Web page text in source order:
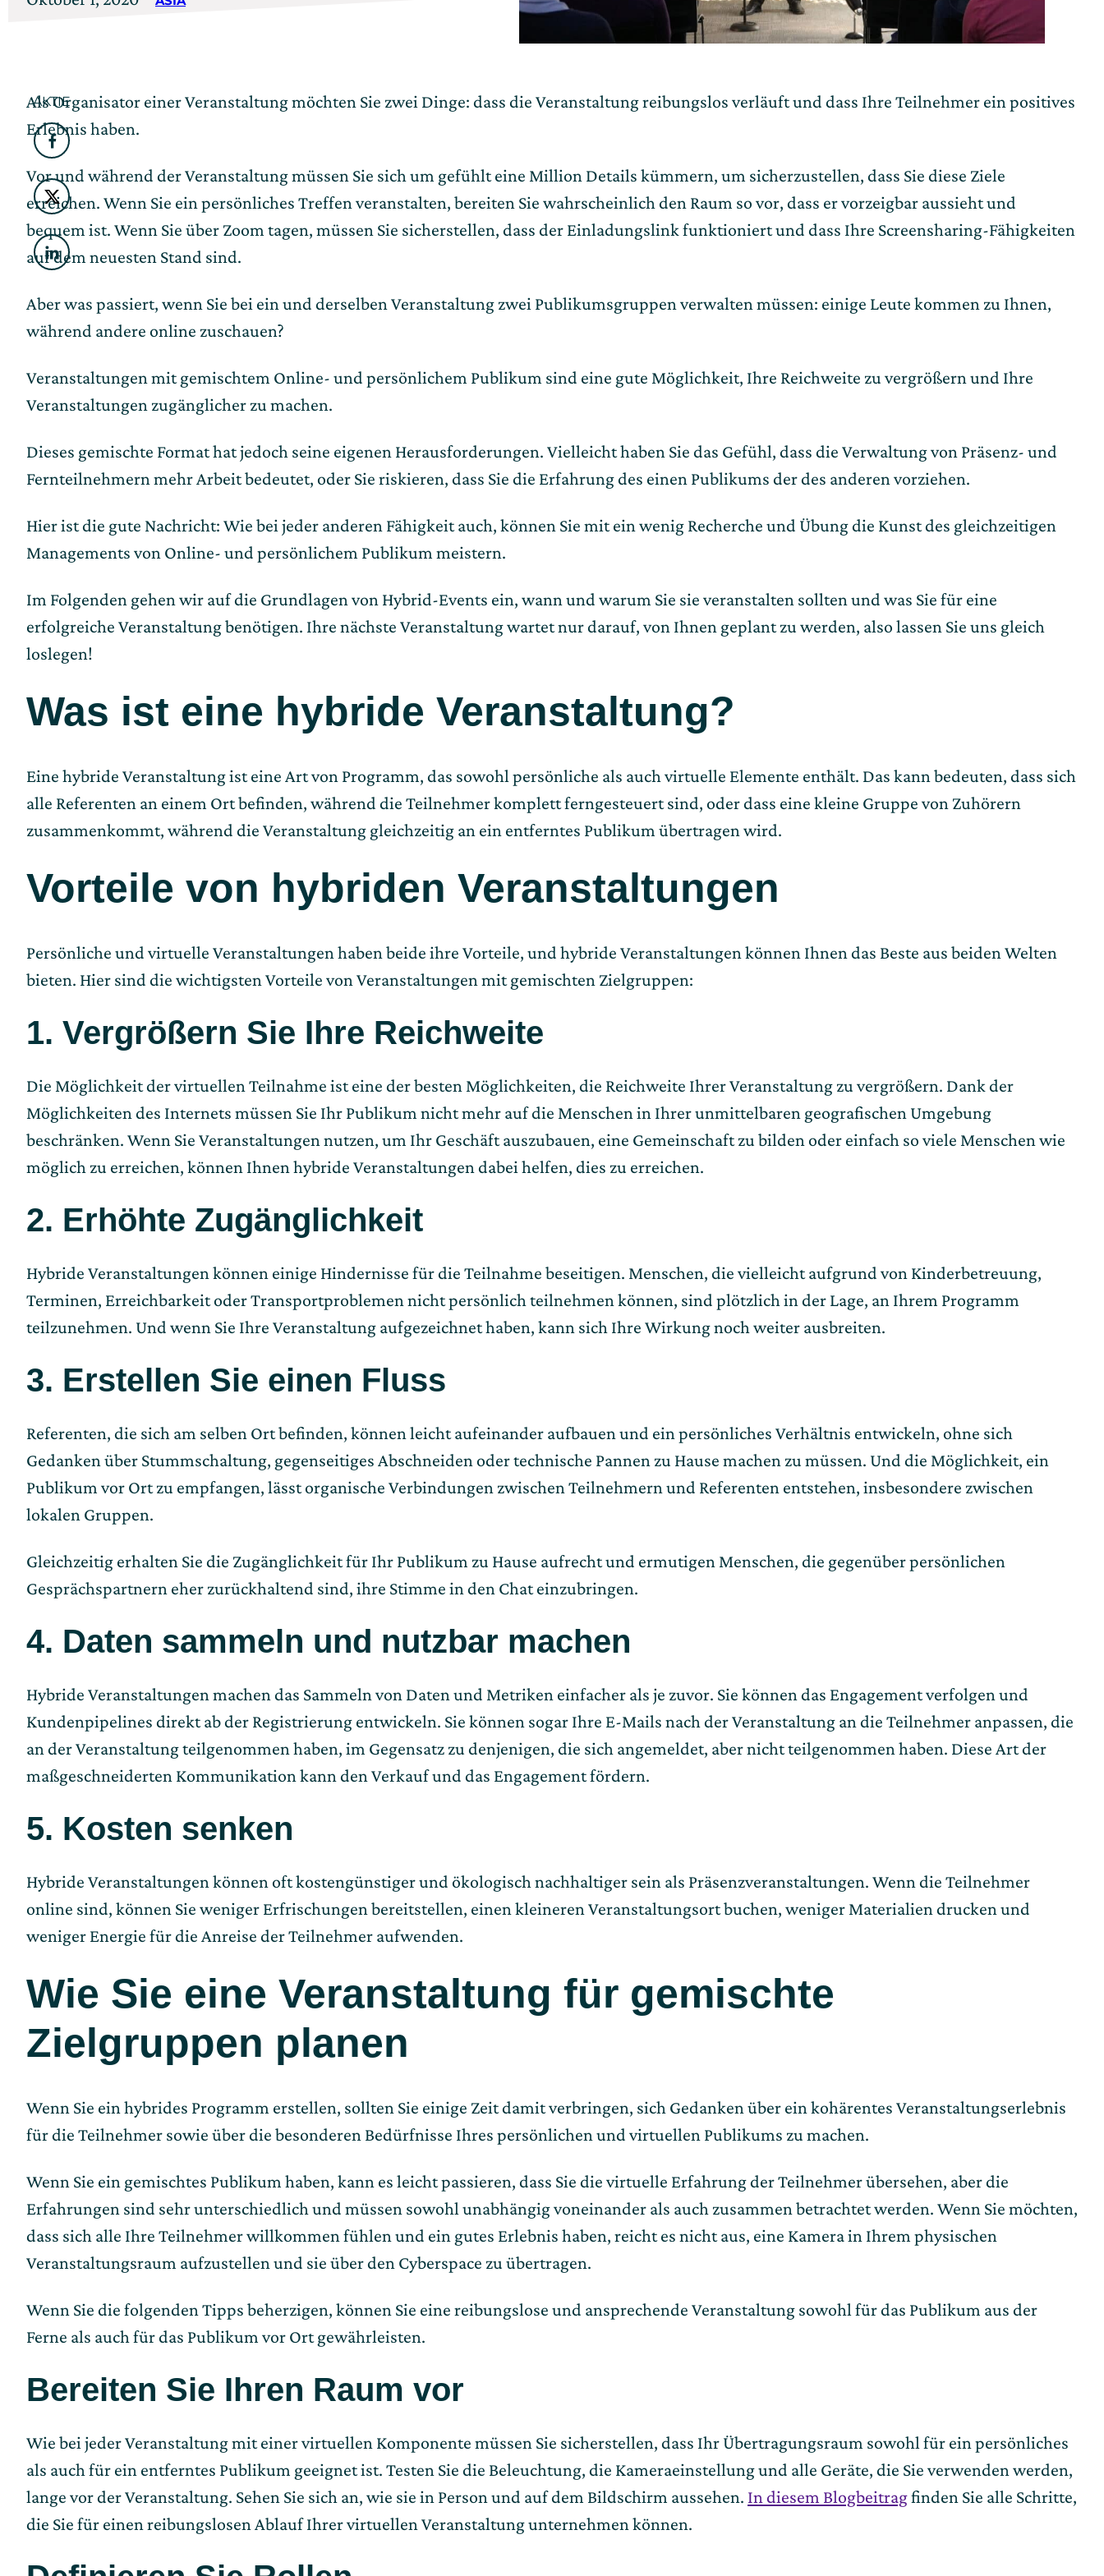
2024
AKTIE
Facebook
Twitter
LinkedIn
Als Organisator einer Veranstaltung möchten Sie zwei Dinge: dass die Veranstaltung reibungslos verläuft und dass Ihre Teilnehmer ein positives
Erlebnis haben.
Vor und während der Veranstaltung müssen Sie sich um gefühlt eine Million Details kümmern, um sicherzustellen, dass Sie diese Ziele
erreichen. Wenn Sie ein persönliches Treffen veranstalten, bereiten Sie wahrscheinlich den Raum so vor, dass er vorzeigbar aussieht und
bequem ist. Wenn Sie über Zoom tagen, müssen Sie sicherstellen, dass der Einladungslink funktioniert und dass Ihre Screensharing-Fähigkeiten
auf dem neuesten Stand sind.
Aber was passiert, wenn Sie bei ein und derselben Veranstaltung zwei Publikumsgruppen verwalten müssen: einige Leute kommen zu Ihnen,
während andere online zuschauen?
Veranstaltungen mit gemischtem Online- und persönlichem Publikum sind eine gute Möglichkeit, Ihre Reichweite zu vergrößern und Ihre
Veranstaltungen zugänglicher zu machen.
Dieses gemischte Format hat jedoch seine eigenen Herausforderungen. Vielleicht haben Sie das Gefühl, dass die Verwaltung von Präsenz- und
Fernteilnehmern mehr Arbeit bedeutet, oder Sie riskieren, dass Sie die Erfahrung des einen Publikums der des anderen vorziehen.
Hier ist die gute Nachricht: Wie bei jeder anderen Fähigkeit auch, können Sie mit ein wenig Recherche und Übung die Kunst des gleichzeitigen
Managements von Online- und persönlichem Publikum meistern.
Im Folgenden gehen wir auf die Grundlagen von Hybrid-Events ein, wann und warum Sie sie veranstalten sollten und was Sie für eine
erfolgreiche Veranstaltung benötigen. Ihre nächste Veranstaltung wartet nur darauf, von Ihnen geplant zu werden, also lassen Sie uns gleich
loslegen!
Was ist eine hybride Veranstaltung?
Eine hybride Veranstaltung ist eine Art von Programm, das sowohl persönliche als auch virtuelle Elemente enthält. Das kann bedeuten, dass sich
alle Referenten an einem Ort befinden, während die Teilnehmer komplett ferngesteuert sind, oder dass eine kleine Gruppe von Zuhörern
zusammenkommt, während die Veranstaltung gleichzeitig an ein entferntes Publikum übertragen wird.
Vorteile von hybriden Veranstaltungen
Persönliche und virtuelle Veranstaltungen haben beide ihre Vorteile, und hybride Veranstaltungen können Ihnen das Beste aus beiden Welten
bieten. Hier sind die wichtigsten Vorteile von Veranstaltungen mit gemischten Zielgruppen:
1. Vergrößern Sie Ihre Reichweite
Die Möglichkeit der virtuellen Teilnahme ist eine der besten Möglichkeiten, die Reichweite Ihrer Veranstaltung zu vergrößern. Dank der
Möglichkeiten des Internets müssen Sie Ihr Publikum nicht mehr auf die Menschen in Ihrer unmittelbaren geografischen Umgebung
beschränken. Wenn Sie Veranstaltungen nutzen, um Ihr Geschäft auszubauen, eine Gemeinschaft zu bilden oder einfach so viele Menschen wie
möglich zu erreichen, können Ihnen hybride Veranstaltungen dabei helfen, dies zu erreichen.
2. Erhöhte Zugänglichkeit
Hybride Veranstaltungen können einige Hindernisse für die Teilnahme beseitigen. Menschen, die vielleicht aufgrund von Kinderbetreuung,
Terminen, Erreichbarkeit oder Transportproblemen nicht persönlich teilnehmen können, sind plötzlich in der Lage, an Ihrem Programm
teilzunehmen. Und wenn Sie Ihre Veranstaltung aufgezeichnet haben, kann sich Ihre Wirkung noch weiter ausbreiten.
3. Erstellen Sie einen Fluss
Referenten, die sich am selben Ort befinden, können leicht aufeinander aufbauen und ein persönliches Verhältnis entwickeln, ohne sich
Gedanken über Stummschaltung, gegenseitiges Abschneiden oder technische Pannen zu Hause machen zu müssen. Und die Möglichkeit, ein
Publikum vor Ort zu empfangen, lässt organische Verbindungen zwischen Teilnehmern und Referenten entstehen, insbesondere zwischen
lokalen Gruppen.
Gleichzeitig erhalten Sie die Zugänglichkeit für Ihr Publikum zu Hause aufrecht und ermutigen Menschen, die gegenüber persönlichen
Gesprächspartnern eher zurückhaltend sind, ihre Stimme in den Chat einzubringen.
4. Daten sammeln und nutzbar machen
Hybride Veranstaltungen machen das Sammeln von Daten und Metriken einfacher als je zuvor. Sie können das Engagement verfolgen und
Kundenpipelines direkt ab der Registrierung entwickeln. Sie können sogar Ihre E-Mails nach der Veranstaltung an die Teilnehmer anpassen, die
an der Veranstaltung teilgenommen haben, im Gegensatz zu denjenigen, die sich angemeldet, aber nicht teilgenommen haben. Diese Art der
maßgeschneiderten Kommunikation kann den Verkauf und das Engagement fördern.
5. Kosten senken
Hybride Veranstaltungen können oft kostengünstiger und ökologisch nachhaltiger sein als Präsenzveranstaltungen. Wenn die Teilnehmer
online sind, können Sie weniger Erfrischungen bereitstellen, einen kleineren Veranstaltungsort buchen, weniger Materialien drucken und
weniger Energie für die Anreise der Teilnehmer aufwenden.
Wie Sie eine Veranstaltung für gemischte
Zielgruppen planen
Wenn Sie ein hybrides Programm erstellen, sollten Sie einige Zeit damit verbringen, sich Gedanken über ein kohärentes Veranstaltungserlebnis
für die Teilnehmer sowie über die besonderen Bedürfnisse Ihres persönlichen und virtuellen Publikums zu machen.
Wenn Sie ein gemischtes Publikum haben, kann es leicht passieren, dass Sie die virtuelle Erfahrung der Teilnehmer übersehen, aber die
Erfahrungen sind sehr unterschiedlich und müssen sowohl unabhängig voneinander als auch zusammen betrachtet werden. Wenn Sie möchten,
dass sich alle Ihre Teilnehmer willkommen fühlen und ein gutes Erlebnis haben, reicht es nicht aus, eine Kamera in Ihrem physischen
Veranstaltungsraum aufzustellen und sie über den Cyberspace zu übertragen.
Wenn Sie die folgenden Tipps beherzigen, können Sie eine reibungslose und ansprechende Veranstaltung sowohl für das Publikum aus der
Ferne als auch für das Publikum vor Ort gewährleisten.
Bereiten Sie Ihren Raum vor
Wie bei jeder Veranstaltung mit einer virtuellen Komponente müssen Sie sicherstellen, dass Ihr Übertragungsraum sowohl für ein persönliches
als auch für ein entferntes Publikum geeignet ist. Testen Sie die Beleuchtung, die Kameraeinstellung und alle Geräte, die Sie verwenden werden,
lange vor der Veranstaltung. Sehen Sie sich an, wie sie in Person und auf dem Bildschirm aussehen. In diesem Blogbeitragfinden Sie alle Schritte,
die Sie für einen reibungslosen Ablauf Ihrer virtuellen Veranstaltung unternehmen können.